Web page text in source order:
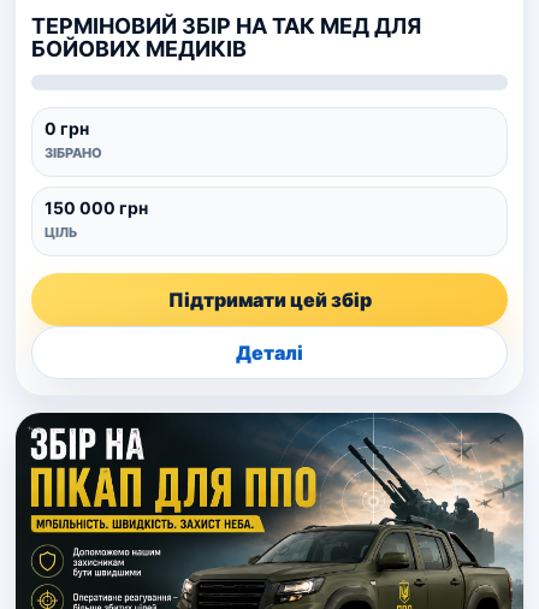
ТЕРМІНОВИЙ ЗБІР НА ТАК МЕД ДЛЯ
БОЙОВИХ МЕДИКІВ
0 грн
ЗІБРАНО
150 000 грн
ЦІЛЬ
Підтримати цей збір
Деталі